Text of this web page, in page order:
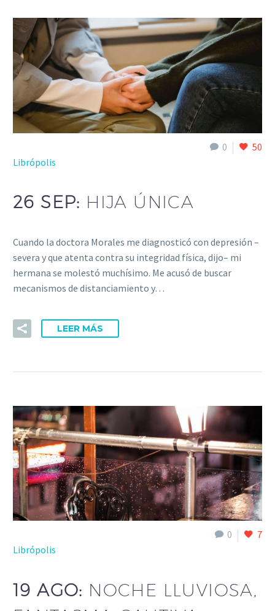
0
50
Librópolis
26 SEP: HIJA ÚNICA
Cuando la doctora Morales me diagnosticó con depresión –
severa y que atenta contra su integridad física, dijo– mi
hermana se molestó muchísimo. Me acusó de buscar
mecanismos de distanciamiento y…
LEER MÁS
0
7
Librópolis
19 AGO: NOCHE LLUVIOSA,